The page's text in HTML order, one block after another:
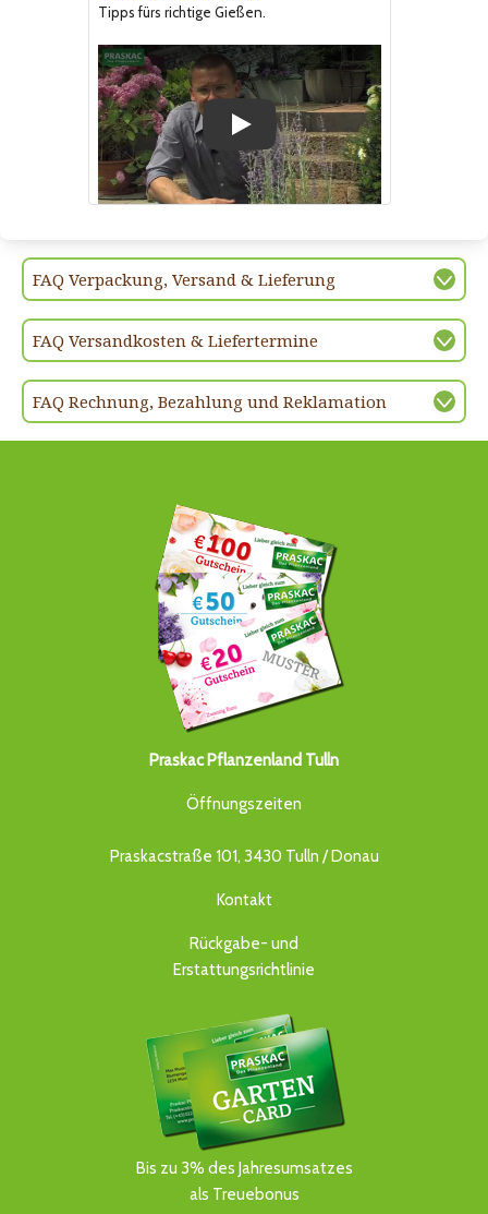
Tipps fürs richtige Gießen.
FAQ Verpackung, Versand & Lieferung
FAQ Versandkosten & Liefertermine
FAQ Rechnung, Bezahlung und Reklamation
Praskac Pflanzenland Tulln
Öffnungszeiten
Praskacstraße 101, 3430 Tulln / Donau
Kontakt
Rückgabe- und
Erstattungsrichtlinie
Bis zu 3% des Jahresumsatzes
als Treuebonus